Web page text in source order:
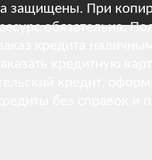
защищены. При
обязательна.